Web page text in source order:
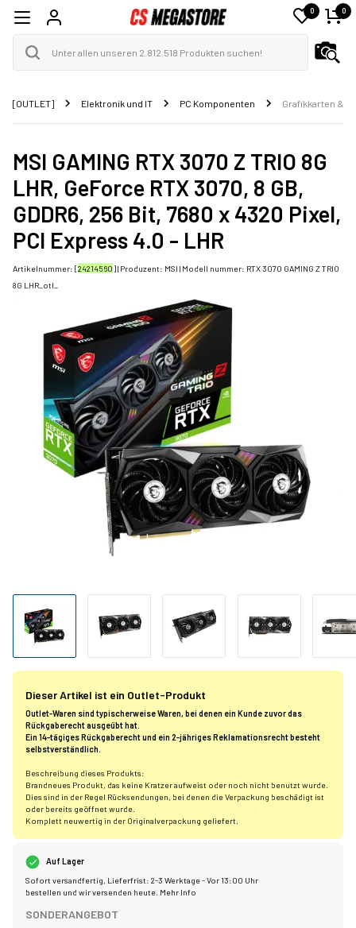
0 0
[OUTLET] Elektronik und IT PC Komponenten Grafikkarten &
MSI GAMING RTX 3070 Z TRIO 8G
LHR, GeForce RTX 3070, 8 GB,
GDDR6, 256 Bit, 7680 x 4320 Pixel,
PCI Express 4.0 - LHR
Artikelnummer: [24214560] | Produzent: MSI | Modell nummer: RTX 3070 GAMING Z TRIO
8G LHR_otl_
Dieser Artikel ist ein Outlet-Produkt
Outlet-Waren sind typischerweise Waren, bei denen ein Kunde zuvor das
Rückgaberecht ausgeübt hat.
Ein 14-tägiges Rückgaberecht und ein 2-jähriges Reklamationsrecht besteht
selbstverständlich.
Beschreibung dieses Produkts:
Brandneues Produkt, das keine Kratzer aufweist oder noch nicht benutzt wurde.
Dies sind in der Regel Rücksendungen, bei denen die Verpackung beschädigt ist
oder bereits geöffnet wurde.
Komplett neuwertig in der Originalverpackung geliefert.
Auf Lager
Sofort versandfertig, Lieferfrist: 2-3 Werktage - Vor 13:00 Uhr
bestellen und wir versenden heute. Mehr Info
SONDERANGEBOT